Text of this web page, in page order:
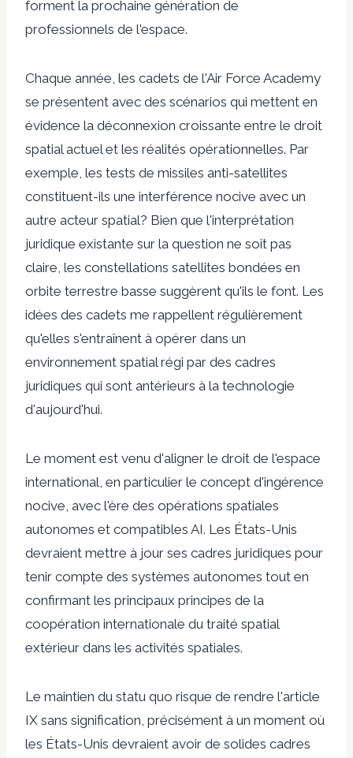
forment la prochaine génération de
professionnels de l'espace.
Chaque année, les cadets de l'Air Force Academy
se présentent avec des scénarios qui mettent en
évidence la déconnexion croissante entre le droit
spatial actuel et les réalités opérationnelles. Par
exemple, les tests de missiles anti-satellites
constituent-ils une interférence nocive avec un
autre acteur spatial? Bien que l'interprétation
juridique existante sur la question ne soit pas
claire, les constellations satellites bondées en
orbite terrestre basse suggèrent qu'ils le font. Les
idées des cadets me rappellent régulièrement
qu'elles s'entraînent à opérer dans un
environnement spatial régi par des cadres
juridiques qui sont antérieurs à la technologie
d'aujourd'hui.
Le moment est venu d'aligner le droit de l'espace
international, en particulier le concept d'ingérence
nocive, avec l'ère des opérations spatiales
autonomes et compatibles AI. Les États-Unis
devraient mettre à jour ses cadres juridiques pour
tenir compte des systèmes autonomes tout en
confirmant les principaux principes de la
coopération internationale du traité spatial
extérieur dans les activités spatiales.
Le maintien du statu quo risque de rendre l'article
IX sans signification, précisément à un moment où
les États-Unis devraient avoir de solides cadres